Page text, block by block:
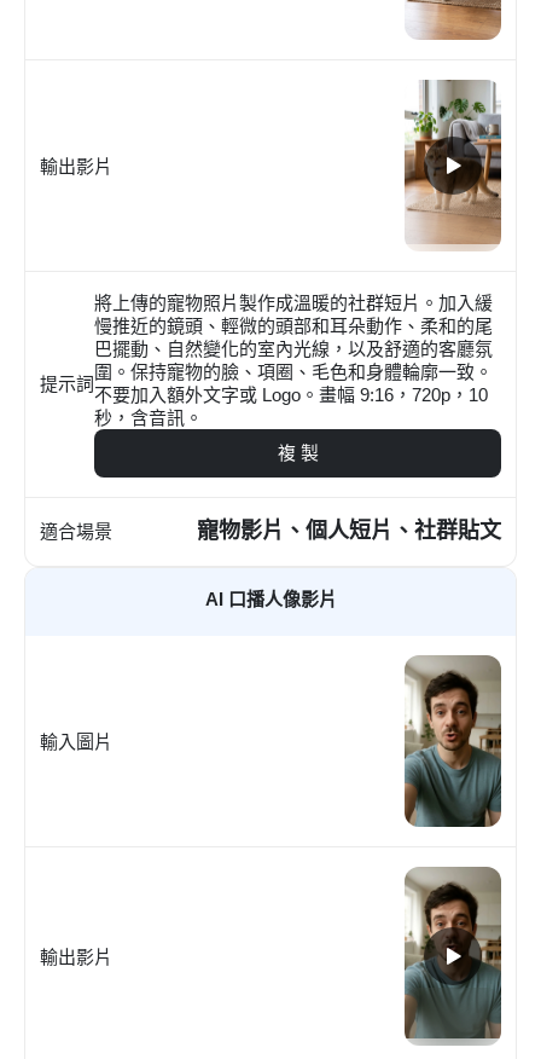
輸出影片
提示詞
將上傳的寵物照片製作成溫暖的社群短片。加入緩
慢推近的鏡頭、輕微的頭部和耳朵動作、柔和的尾
巴擺動、自然變化的室內光線，以及舒適的客廳氛
圍。保持寵物的臉、項圈、毛色和身體輪廓一致。
不要加入額外文字或 Logo。畫幅 9:16，720p，10
秒，含音訊。
複 製
適合場景 寵物影片、個人短片、社群貼文
AI 口播人像影片
輸入圖片
輸出影片